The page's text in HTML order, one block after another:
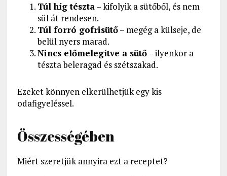
Túl híg tészta– kifolyik a sütőből, és nem
sül át rendesen.
Túl forró gofrisütő– megég a külseje, de
belül nyers marad.
Nincs előmelegítve a sütő– ilyenkor a
tészta beleragad és szétszakad.
Ezeket könnyen elkerülhetjük egy kis
odafigyeléssel.
Összességében
Miért szeretjük annyira ezt a receptet?